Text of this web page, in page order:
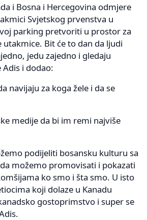
i Bosna i Hercegovina odmjere
Svjetskog prvenstva u
parking pretvoriti u prostor za
utakmice. Bit će to dan da ljudi
jedu zajedno i gledaju
i dodao:
navijaju za koga žele i da se
medije da bi im remi najviše
podijeliti bosansku kulturu sa
možemo promovisati i pokazati
ko smo i šta smo. U isto
koji dolaze u Kanadu
gostoprimstvo i super se